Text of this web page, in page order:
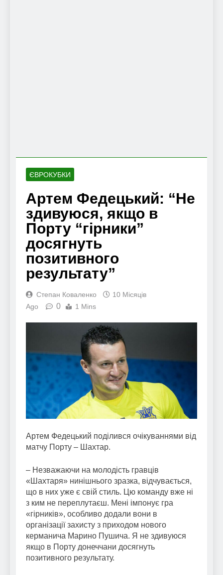
ЄВРОКУБКИ
Артем Федецький: “Не
здивуюся, якщо в
Порту “гірники”
досягнуть
позитивного
результату”
Степан Коваленко
10 Місяців
Ago
0 1 Mins
Артем Федецький поділився очікуваннями від
матчу Порту – Шахтар.
– Незважаючи на молодість гравців
«Шахтаря» нинішнього зразка, відчувається,
що в них уже є свій стиль. Цю команду вже ні
з ким не переплутаєш. Мені імпонує гра
«гірників», особливо додали вони в
організації захисту з приходом нового
керманича Марино Пушича. Я не здивуюся
якщо в Порту донеччани досягнуть
позитивного результату.